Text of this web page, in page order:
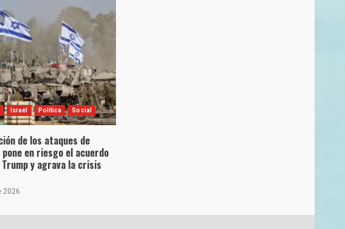
Israel Política Social
de los ataques de
en riesgo el acuerdo
y agrava la crisis
2026